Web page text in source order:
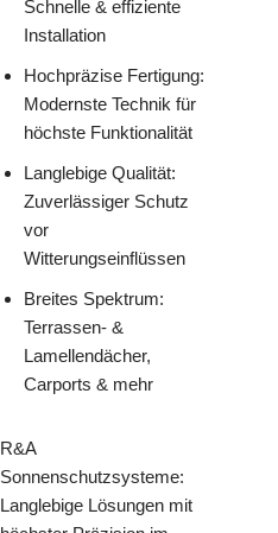
Schnelle & effiziente
Installation
Hochpräzise Fertigung:
Modernste Technik für
höchste Funktionalität
Langlebige Qualität:
Zuverlässiger Schutz
vor
Witterungseinflüssen
Breites Spektrum:
Terrassen- &
Lamellendächer,
Carports & mehr
R&A
Sonnenschutzsysteme:
Langlebige Lösungen mit